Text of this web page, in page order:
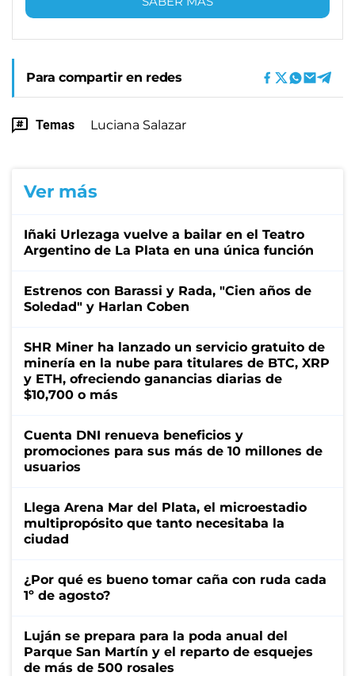
Para compartir en redes
Temas Luciana Salazar
Ver más
Iñaki Urlezaga vuelve a bailar en el Teatro
Argentino de La Plata en una única función
Estrenos con Barassi y Rada, "Cien años de
Soledad" y Harlan Coben
SHR Miner ha lanzado un servicio gratuito de
minería en la nube para titulares de BTC, XRP
y ETH, ofreciendo ganancias diarias de
$10,700 o más
Cuenta DNI renueva beneficios y
promociones para sus más de 10 millones de
usuarios
Llega Arena Mar del Plata, el microestadio
multipropósito que tanto necesitaba la
ciudad
¿Por qué es bueno tomar caña con ruda cada
1º de agosto?
Luján se prepara para la poda anual del
Parque San Martín y el reparto de esquejes
de más de 500 rosales